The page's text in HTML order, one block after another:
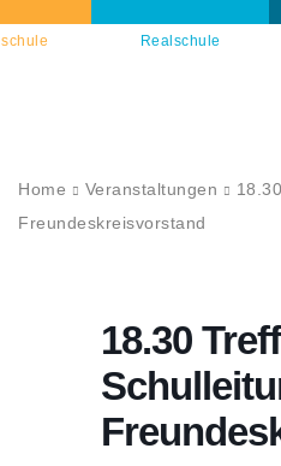
Realschule
Home Veranstaltungen
Freundeskreisvorstand
18.30